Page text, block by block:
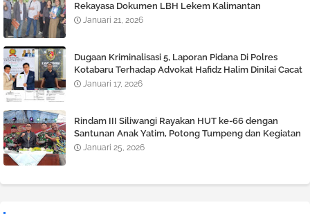
Rekayasa Dokumen LBH Lekem Kalimantan
Januari 21, 2026
Dugaan Kriminalisasi 5, Laporan Pidana Di Polres
Kotabaru Terhadap Advokat Hafidz Halim Dinilai Cacat
Hukum
Januari 17, 2026
Rindam III Siliwangi Rayakan HUT ke-66 dengan
Santunan Anak Yatim, Potong Tumpeng dan Kegiatan
Tril Adventure
Januari 25, 2026